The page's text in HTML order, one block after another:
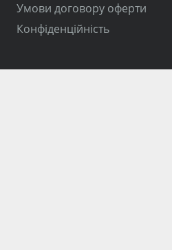
Умови договору оферти
Конфіденційність